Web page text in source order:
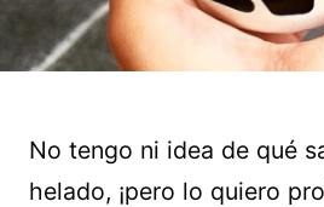
No tengo ni idea de qué
helado, ¡pero lo quiero